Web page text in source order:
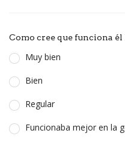
Como cree que funciona
Muy bien
Bien
Regular
Funcionaba mejor en la